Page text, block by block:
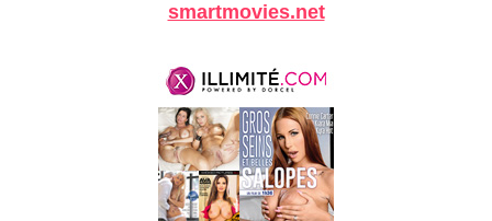
smartmovies.net